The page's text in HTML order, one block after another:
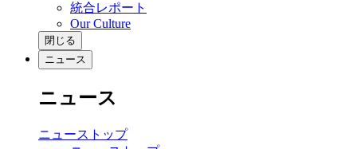
統合レポート
Our Culture
閉じる
ニュース
ニュース
ニューストップ